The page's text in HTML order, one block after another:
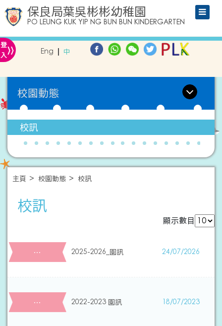
保良局葉吳彬彬幼稚園
PO LEUNG KUK YIP NG BUN BUN KINDERGARTEN
登
入» Eng 中
校園動態
校訊
主頁 校園動態 校訊
校訊
顯示數目
… 2025-2026_園訊 24/07/2026
… 2022-2023 園訊 18/07/2023